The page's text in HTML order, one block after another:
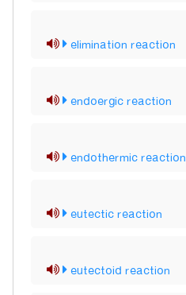
elimination reaction
endoergic reaction
endothermic reaction
eutectic reaction
eutectoid reaction